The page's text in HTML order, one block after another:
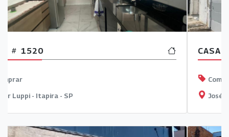
CASA
José Tonolli - Itapira - SP